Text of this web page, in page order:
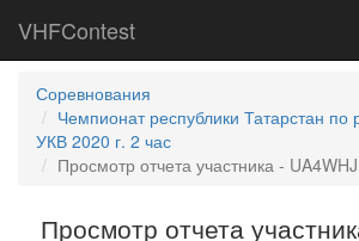
VHFContest
Соревнования
Чемпионат республики Татарстан по
УКВ 2020 г. 2 час
Просмотр отчета участника -
Просмотр отчета